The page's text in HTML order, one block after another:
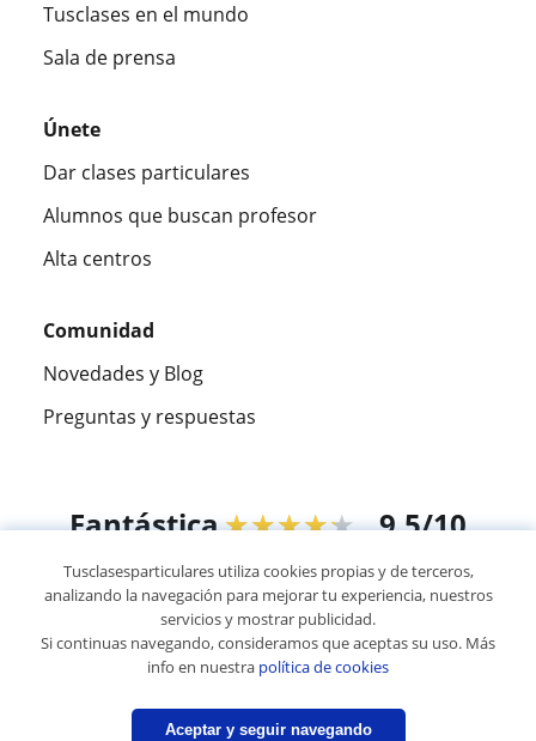
Tusclases en el mundo
Sala de prensa
Únete
Dar clases particulares
Alumnos que buscan profesor
Alta centros
Comunidad
Novedades y Blog
Preguntas y respuestas
Fantástica★★★★★ 9,5/10
305915opiniones de alumnos
© 2007 - 2026 Tus clases particulares
Mapa web:Profesores particulares
Tusclasesparticulares utiliza cookies propias y de terceros,
analizando la navegación para mejorar tu experiencia, nuestros
servicios y mostrar publicidad.
Si continuas navegando, consideramos que aceptas su uso. Más
info en nuestra política de cookies
Aceptar y seguir navegando